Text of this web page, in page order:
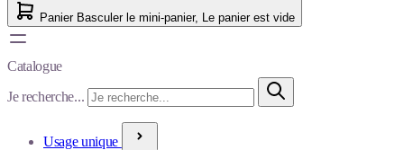
Panier Basculer le mini-panier, Le panier est vide
Catalogue
Je recherche...
Usage unique